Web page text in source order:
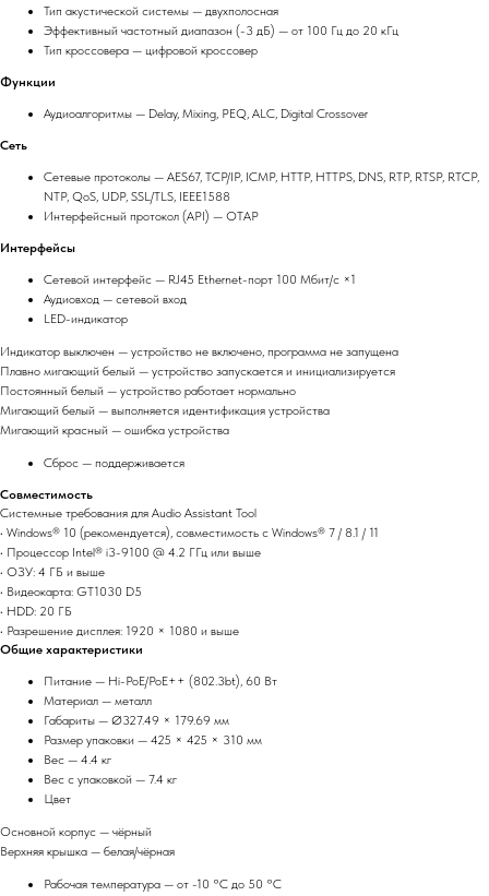
Тип акустической системы — двухполосная
Эффективный частотный диапазон (-3 дБ) — от 100 Гц до 20 кГц
Тип кроссовера — цифровой кроссовер
Функции
Аудиоалгоритмы — Delay, Mixing, PEQ, ALC, Digital Crossover
Сеть
Сетевые протоколы — AES67, TCP/IP, ICMP, HTTP, HTTPS, DNS, RTP, RTSP, RTCP,
NTP, QoS, UDP, SSL/TLS, IEEE1588
Интерфейсный протокол (API) — OTAP
Интерфейсы
Сетевой интерфейс — RJ45 Ethernet-порт 100 Мбит/с ×1
Аудиовход — сетевой вход
LED-индикатор
Индикатор выключен — устройство не включено, программа не запущена
Плавно мигающий белый — устройство запускается и инициализируется
Постоянный белый — устройство работает нормально
Мигающий белый — выполняется идентификация устройства
Мигающий красный — ошибка устройства
Сброс — поддерживается
Совместимость
Системные требования для Audio Assistant Tool
• Windows® 10 (рекомендуется), совместимость с Windows® 7 / 8.1 / 11
• Процессор Intel® i3-9100 @ 4.2 ГГц или выше
• ОЗУ: 4 ГБ и выше
• Видеокарта: GT1030 D5
• HDD: 20 ГБ
• Разрешение дисплея: 1920 × 1080 и выше
Общие характеристики
Питание — Hi-PoE/PoE++ (802.3bt), 60 Вт
Материал — металл
Габариты — Ø327.49 × 179.69 мм
Размер упаковки — 425 × 425 × 310 мм
Вес — 4.4 кг
Вес с упаковкой — 7.4 кг
Цвет
Основной корпус — чёрный
Верхняя крышка — белая/чёрная
Рабочая температура — от -10 °C до 50 °C